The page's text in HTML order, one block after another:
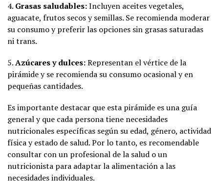
4. Grasas saludables:Incluyen aceites vegetales,
aguacate, frutos secos y semillas. Se recomienda moderar
su consumo y preferir las opciones sin grasas saturadas
ni trans.
5.Azúcares y dulces:Representan el vértice de la
pirámide y se recomienda su consumo ocasional y en
pequeñas cantidades.
Es importante destacar que esta pirámide es una guía
general y que cada persona tiene necesidades
nutricionales específicas según su edad, género, actividad
física y estado de salud. Por lo tanto, es recomendable
consultar con un profesional de la salud o un
nutricionista para adaptar la alimentación a las
necesidades individuales.